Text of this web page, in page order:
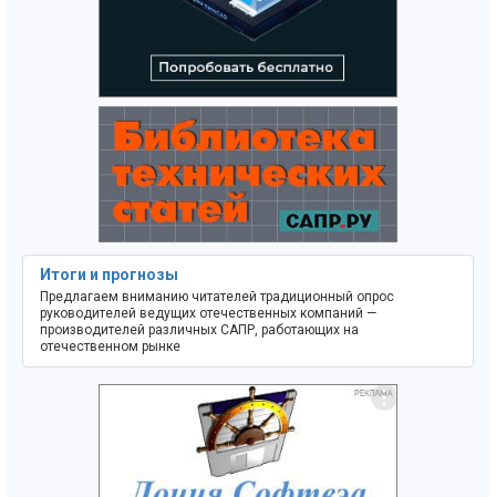
Итоги и прогнозы
Предлагаем вниманию читателей традиционный опрос
руководителей ведущих отечественных компаний —
производителей различных САПР, работающих на
отечественном рынке